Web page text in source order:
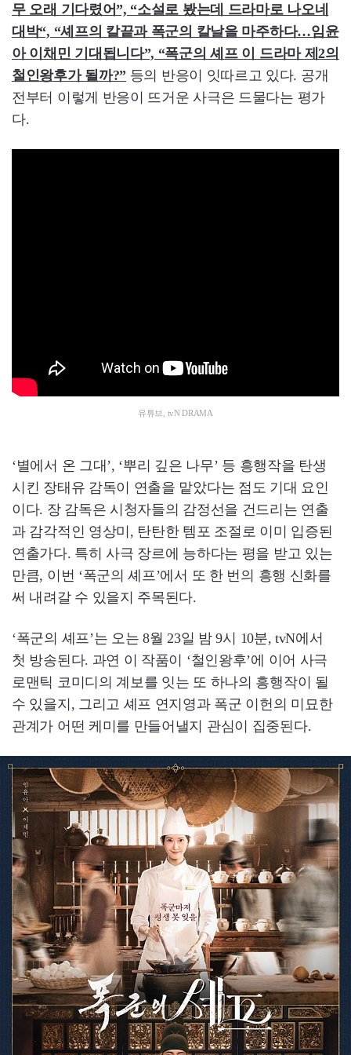
무 오래 기다렸어”, “소설로 봤는데 드라마로 나오네
대박“, “셰프의 칼끝과 폭군의 칼날을 마주하다…임윤
아 이채민 기대됩니다”, “폭군의 셰프 이 드라마 제2의
철인왕후가 될까?” 등의 반응이 잇따르고 있다. 공개
전부터 이렇게 반응이 뜨거운 사극은 드물다는 평가
다.
유튜브, tvN DRAMA
‘별에서 온 그대’, ‘뿌리 깊은 나무’ 등 흥행작을 탄생
시킨 장태유 감독이 연출을 맡았다는 점도 기대 요인
이다. 장 감독은 시청자들의 감정선을 건드리는 연출
과 감각적인 영상미, 탄탄한 템포 조절로 이미 입증된
연출가다. 특히 사극 장르에 능하다는 평을 받고 있는
만큼, 이번 ‘폭군의 셰프’에서 또 한 번의 흥행 신화를
써 내려갈 수 있을지 주목된다.
‘폭군의 셰프’는 오는 8월 23일 밤 9시 10분, tvN에서
첫 방송된다. 과연 이 작품이 ‘철인왕후’에 이어 사극
로맨틱 코미디의 계보를 잇는 또 하나의 흥행작이 될
수 있을지, 그리고 셰프 연지영과 폭군 이헌의 미묘한
관계가 어떤 케미를 만들어낼지 관심이 집중된다.